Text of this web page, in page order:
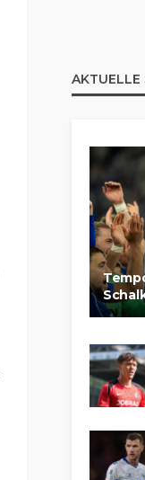
AKTUELLE